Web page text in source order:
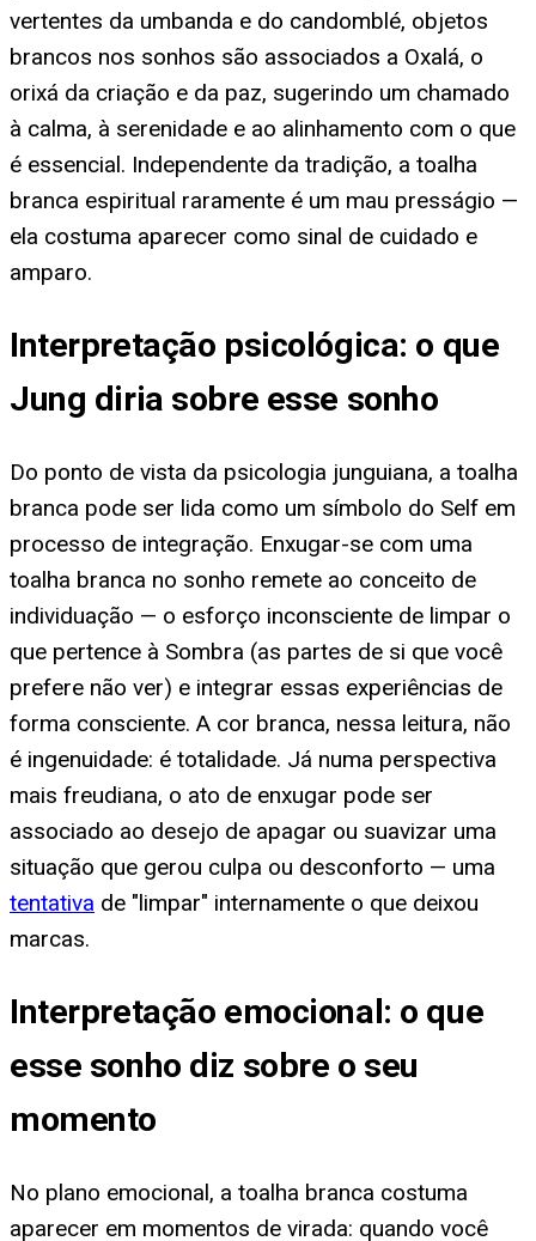
vertentes da umbanda e do candomblé, objetos
brancos nos sonhos são associados a Oxalá, o
orixá da criação e da paz, sugerindo um chamado
à calma, à serenidade e ao alinhamento com o que
é essencial. Independente da tradição, a toalha
branca espiritual raramente é um mau presságio —
ela costuma aparecer como sinal de cuidado e
amparo.
Interpretação psicológica: o que
Jung diria sobre esse sonho
Do ponto de vista da psicologia junguiana, a toalha
branca pode ser lida como um símbolo do Self em
processo de integração. Enxugar-se com uma
toalha branca no sonho remete ao conceito de
individuação — o esforço inconsciente de limpar o
que pertence à Sombra (as partes de si que você
prefere não ver) e integrar essas experiências de
forma consciente. A cor branca, nessa leitura, não
é ingenuidade: é totalidade. Já numa perspectiva
mais freudiana, o ato de enxugar pode ser
associado ao desejo de apagar ou suavizar uma
situação que gerou culpa ou desconforto — uma
tentativa de "limpar" internamente o que deixou
marcas.
Interpretação emocional: o que
esse sonho diz sobre o seu
momento
No plano emocional, a toalha branca costuma
aparecer em momentos de virada: quando você